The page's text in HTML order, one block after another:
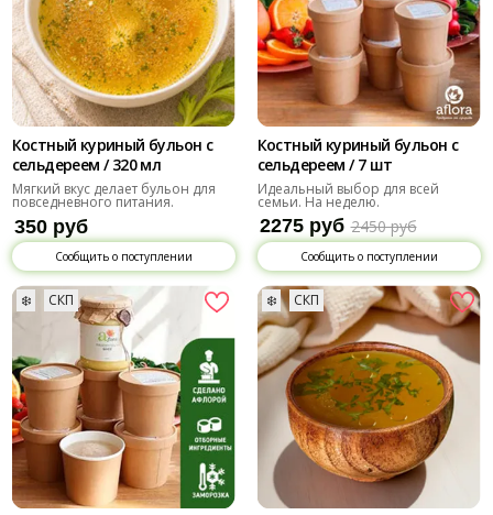
Костный куриный бульон с
сельдереем / 320 мл
Мягкий вкус делает бульон для
повседневного питания.
350 руб
Сообщить о поступлении
Костный куриный бульон с
сельдереем / 7 шт
Идеальный выбор для всей
семьи. На неделю.
2275 руб 2450 руб
Сообщить о поступлении
❄️ СКП ❄️ СКП